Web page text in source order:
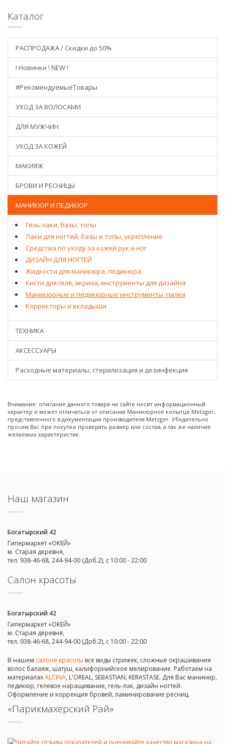
Каталог
РАСПРОДАЖА / Скидки до 50%
! Новинки ! NEW !
#РекомендуемыеТовары
УХОД ЗА ВОЛОСАМИ
ДЛЯ МУЖЧИН
УХОД ЗА КОЖЕЙ
МАКИЯЖ
БРОВИ И РЕСНИЦЫ
МАНИКЮР И ПЕДИКЮР
Гель-лаки, базы, топы
Лаки для ногтей, базы и топы, укрепление
Средства по уходу за кожей рук и ног
ДИЗАЙН ДЛЯ НОГТЕЙ
Жидкости для маникюра, педикюра
Кисти для геля, акрила, инструменты для дизайна
Маникюрные и педикюрные инструменты, пилки
Корректоры и вкладыши
ТЕХНИКА
АКСЕССУАРЫ
Расходные материалы, стерилизация и дезинфекция
Внимание: описание данного товара на сайте носит информационный
характер и может отличаться от описания Маникюрное копытце Metzger,
представленного в документации производителя Metzger. Убедительно
просим Вас при покупке проверять размер или состав, а так же наличие
желаемых характеристик.
Наш магазин
Богатырский 42
Гипермаркет «ОКЕЙ»
м. Старая деревня,
тел. 938-46-68, 244-94-00 (Доб.2), c 10:00 - 22:00
Салон красоты
Богатырский 42
Гипермаркет «ОКЕЙ»
м. Старая деревня,
тел. 938-46-68, 244-94-00 (Доб.2), c 10:00 - 22:00
В нашем салоне красоты все виды стрижек, сложные окрашивания
волос балаяж, шатуш, калифорнийское мелирование. Работаем на
материалахALCINA, L'OREAL, SEBASTIAN, KERASTASE. Для Вас маникюр,
педикюр, гелевое наращивание, гель-лак, дизайн ногтей.
Оформление и коррекция бровей, ламинирование ресниц.
«Парикмахерский Рай»